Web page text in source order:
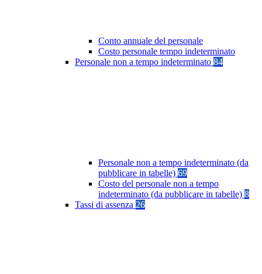
Conto annuale del personale
Costo personale tempo indeterminato
Personale non a tempo indeterminato 84
Personale non a tempo indeterminato (da
pubblicare in tabelle) 69
Costo del personale non a tempo
indeterminato (da pubblicare in tabelle) 8
Tassi di assenza 26